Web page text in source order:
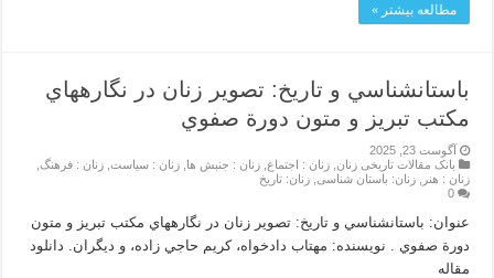
مطالعه بیشتر »
باستانشناسي و تاريخ: تصوير زنان در نگارههاي
مكتب تبريز و متون دورة صفوي
آگوست 23, 2025
بانک مقالات تاریخی زنان ,زنان : اجتماع ,زنان : جنبش ها ,زنان : سیاست ,زنان : فرهنگ
زنان : هنر
,زنان: باستان شناسی ,زنان: تاریخ
0
عنوان: باستانشناسي و تاريخ: تصوير زنان در نگارههاي مكتب تبريز و متون
دورة صفوي . نویسنده: مهتاب دادخواه، كريم حاجي زاده، و دیگران. دانلود
مقاله